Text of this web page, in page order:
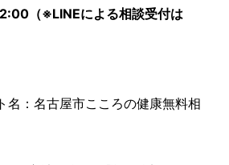
（※LINEによる相談受付は
名：名古屋市こころの健康無料相